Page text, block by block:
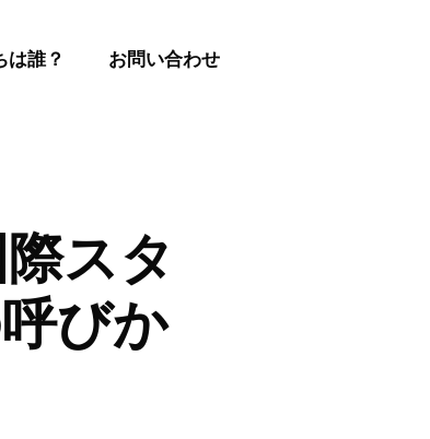
は誰？ お問い合わせ
スタ
びか